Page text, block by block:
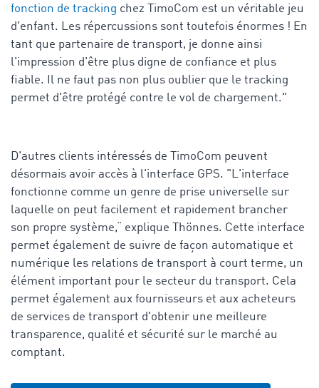
fonction de tracking chez TimoCom est un véritable jeu
d'enfant. Les répercussions sont toutefois énormes ! En
tant que partenaire de transport, je donne ainsi
l'impression d'être plus digne de confiance et plus
fiable. Il ne faut pas non plus oublier que le tracking
permet d'être protégé contre le vol de chargement."
D'autres clients intéressés de TimoCom peuvent
désormais avoir accès à l'interface GPS. "L'interface
fonctionne comme un genre de prise universelle sur
laquelle on peut facilement et rapidement brancher
son propre système,“ explique Thönnes. Cette interface
permet également de suivre de façon automatique et
numérique les relations de transport à court terme, un
élément important pour le secteur du transport. Cela
permet également aux fournisseurs et aux acheteurs
de services de transport d'obtenir une meilleure
transparence, qualité et sécurité sur le marché au
comptant.